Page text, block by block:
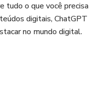
tudo o que você precisa
digitais, ChatGPT
no mundo digital.